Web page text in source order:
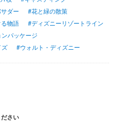
ダー
#花と緑の散策
物語
#ディズニーリゾートライン
パッケージ
ズ #ウォルト・ディズニー
さい